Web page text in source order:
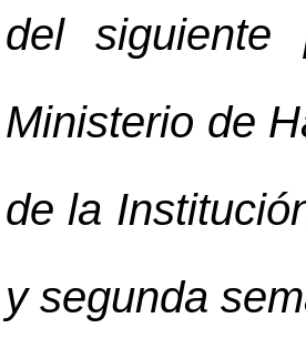
del siguiente
Ministerio de
de la
y segunda